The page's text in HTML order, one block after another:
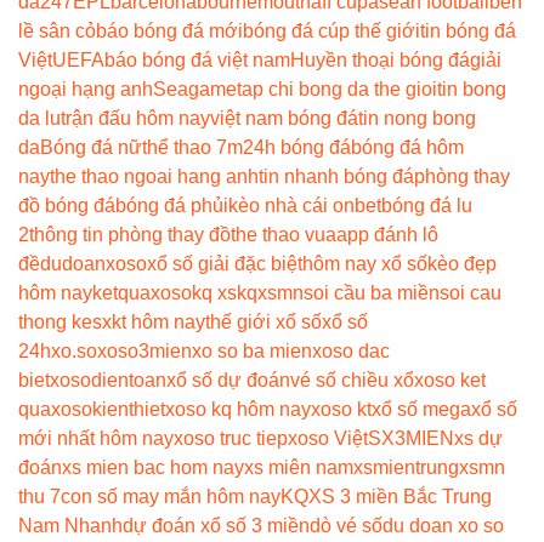
lề sân cỏbáo bóng đá mớibóng đá cúp thế giớitin bóng đá
ViệtUEFAbáo bóng đá việt namHuyền thoại bóng đágiải
ngoại hạng anhSeagametap chi bong da the gioitin bong
da lutrận đấu hôm nayviệt nam bóng đátin nong bong
daBóng đá nữthể thao 7m24h bóng đábóng đá hôm
naythe thao ngoai hang anhtin nhanh bóng đáphòng thay
đồ bóng đábóng đá phủikèo nhà cái onbetbóng đá lu
2thông tin phòng thay đồthe thao vuaapp đánh lô
đềdudoanxosoxổ số giải đặc biệthôm nay xổ sốkèo đẹp
hôm nayketquaxosokq xskqxsmnsoi cầu ba miềnsoi cau
thong kesxkt hôm naythế giới xổ sốxổ số
24hxo.soxoso3mienxo so ba mienxoso dac
bietxosodientoanxổ số dự đoánvé số chiều xổxoso ket
quaxosokienthietxoso kq hôm nayxoso ktxổ số megaxổ số
mới nhất hôm nayxoso truc tiepxoso ViệtSX3MIENxs dự
đoánxs mien bac hom nayxs miên namxsmientrungxsmn
thu 7con số may mắn hôm nayKQXS 3 miền Bắc Trung
Nam Nhanhdự đoán xổ số 3 miềndò vé sốdu doan xo so